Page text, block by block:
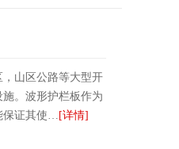
山区公路等大型开
。波形护栏板作为
保证其使… [详情]